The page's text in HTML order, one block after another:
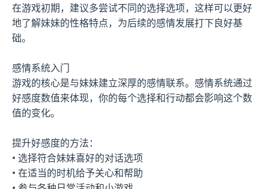
在游戏初期，建议多尝试不同的选择选项，这样可以更好
地了解妹妹的性格特点，为后续的感情发展打下良好基
础。
感情系统入门
游戏的核心是与妹妹建立深厚的感情联系。感情系统通过
好感度数值来体现，你的每个选择和行动都会影响这个数
值的变化。
提升好感度的方法：
• 选择符合妹妹喜好的对话选项
• 在适当的时机给予关心和帮助